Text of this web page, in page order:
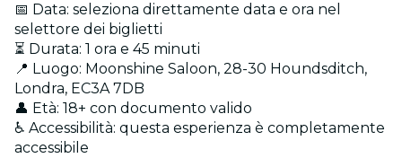
📅 Data: seleziona direttamente data e ora nel
selettore dei biglietti
⏳ Durata: 1 ora e 45 minuti
📍 Luogo: Moonshine Saloon, 28-30 Houndsditch,
Londra, EC3A 7DB
👤 Età: 18+ con documento valido
♿ Accessibilità: questa esperienza è completamente
accessibile